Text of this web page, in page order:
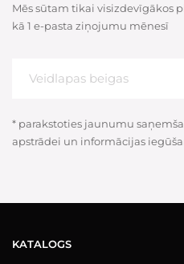
Mēs sūtam tikai visizdevīgākos
kā 1 e-pasta ziņojumu mēnesī
* parakstoties jaunumu
apstrādei un informācijas
KATALOGS